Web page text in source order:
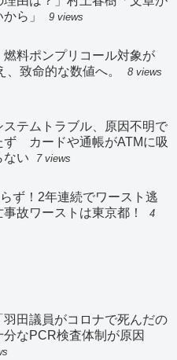
ら」
9 views
燃料ポンプリコール対象が
、致命的な数値へ。
8 views
ステムトラブル、原因不明で
ず カードや通帳がATMに吸
ない
7 views
ず！2年連続でワースト逃
故ワーストは東京都！
4
羽田議員がコロナで死んだの
分なPCR検査体制が原因